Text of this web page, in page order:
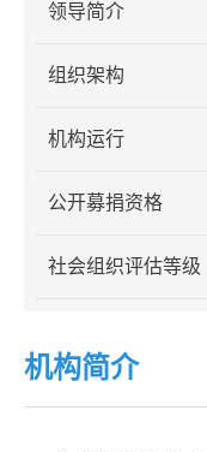
领导简介
组织架构
机构运行
公开募捐资格
社会组织评估等级
机构简介